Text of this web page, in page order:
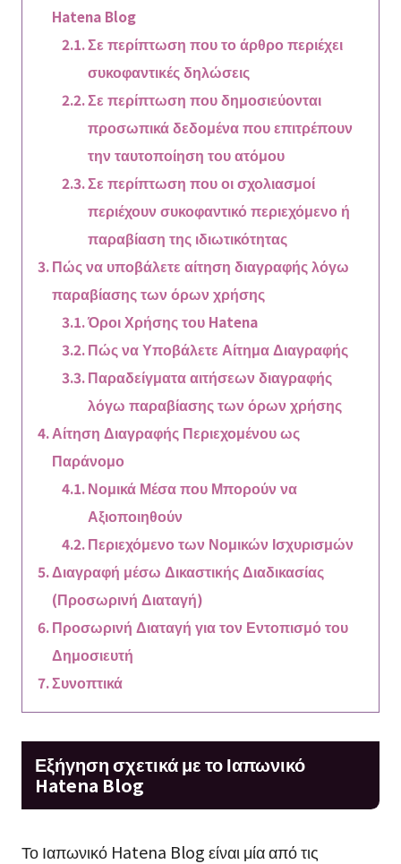
Hatena Blog
Σε περίπτωση που το άρθρο περιέχει
συκοφαντικές δηλώσεις
Σε περίπτωση που δημοσιεύονται
προσωπικά δεδομένα που επιτρέπουν
την ταυτοποίηση του ατόμου
Σε περίπτωση που οι σχολιασμοί
περιέχουν συκοφαντικό περιεχόμενο ή
παραβίαση της ιδιωτικότητας
Πώς να υποβάλετε αίτηση διαγραφής λόγω
παραβίασης των όρων χρήσης
Όροι Χρήσης του Hatena
Πώς να Υποβάλετε Αίτημα Διαγραφής
Παραδείγματα αιτήσεων διαγραφής
λόγω παραβίασης των όρων χρήσης
Αίτηση Διαγραφής Περιεχομένου ως
Παράνομο
Νομικά Μέσα που Μπορούν να
Αξιοποιηθούν
Περιεχόμενο των Νομικών Ισχυρισμών
Διαγραφή μέσω Δικαστικής Διαδικασίας
(Προσωρινή Διαταγή)
Προσωρινή Διαταγή για τον Εντοπισμό του
Δημοσιευτή
Συνοπτικά
Εξήγηση σχετικά με το Ιαπωνικό
Hatena Blog
Το Ιαπωνικό Hatena Blog είναι μία από τις